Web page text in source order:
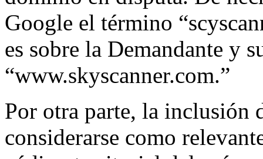
Google el término
es sobre la Demandante y
“www.skyscanner.com.”
Por otra parte, la inclusión
considerarse como